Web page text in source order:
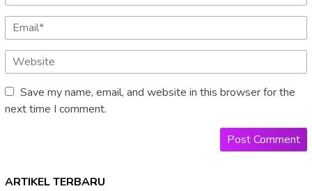
Save my name, email, and website in this browser for the
next time I comment.
ARTIKEL TERBARU